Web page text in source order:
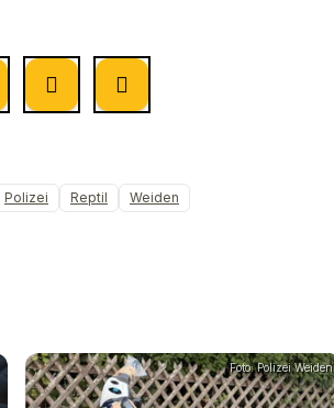
Polizei Reptil Weiden
Foto: Polizei Weiden